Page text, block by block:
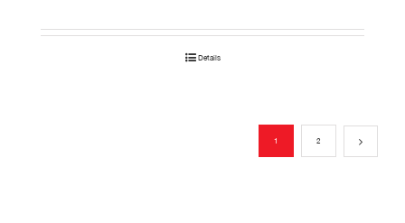
Details
1 2